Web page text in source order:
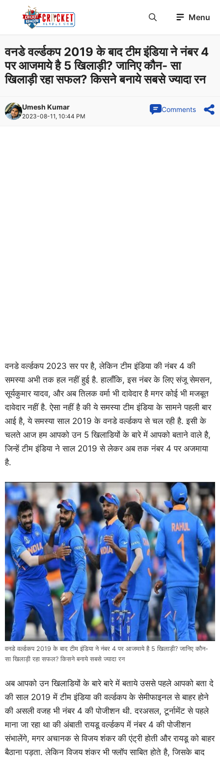
Menu
वनडे वर्ल्डकप 2019 के बाद टीम इंडिया ने नंबर 4
पर आजमाये है 5 खिलाड़ी? जानिए कौन- सा
खिलाड़ी रहा सफल? किसने बनाये सबसे ज्यादा रन
Umesh Kumar
2023-08-11, 10:44 PM
Comments
वनडे वर्ल्डकप 2023 सर पर है, लेकिन टीम इंडिया की नंबर 4 की
समस्या अभी तक हल नहीं हुई है. हालाँकि, इस नंबर के लिए संजू सेमसन,
सूर्यकुमार यादव, और अब तिलक वर्मा भी दावेदार है मगर कोई भी मजबूत
दावेदार नहीं है. ऐसा नहीं है की ये समस्या टीम इंडिया के सामने पहली बार
आई है, ये समस्या साल 2019 के वनडे वर्ल्डकप से चल रही है. इसी के
चलते आज हम आपको उन 5 खिलाडियों के बारे में आपको बताने वाले है,
जिन्हें टीम इंडिया ने साल 2019 से लेकर अब तक नंबर 4 पर अजमाया
है.
वनडे वर्ल्डकप 2019 के बाद टीम इंडिया ने नंबर 4 पर आजमाये है 5 खिलाड़ी? जानिए कौन-
सा खिलाड़ी रहा सफल? किसने बनाये सबसे ज्यादा रन
अब आपको उन खिलाडियों के बारे बारे में बताये उससे पहले आपको बता दे
की साल 2019 में टीम इंडिया की वर्ल्डकप के सेमीफाइनल से बाहर होने
की असली वजह भी नंबर 4 की पोजीशन थी. दरअसल, टूर्नामेंट से पहले
माना जा रहा था की अंबाती रायडू वर्ल्डकप में नंबर 4 की पोजीशन
संभालेंगे, मगर अचानक से विजय शंकर की एंट्री होती और रायडू को बाहर
बैठाना पड़ता. लेकिन विजय शंकर भी फ्लॉप साबित होते है, जिसके बाद